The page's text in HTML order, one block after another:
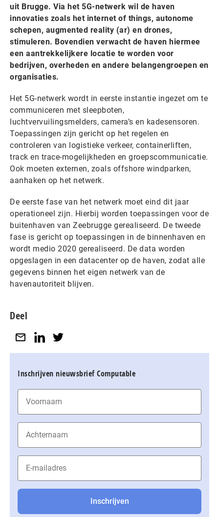
uit Brugge. Via het 5G-netwerk wil de haven
innovaties zoals het internet of things, autonome
schepen, augmented reality (ar) en drones,
stimuleren. Bovendien verwacht de haven hiermee
een aantrekkelijkere locatie te worden voor
bedrijven, overheden en andere belangengroepen en
organisaties.
Het 5G-netwerk wordt in eerste instantie ingezet om te
communiceren met sleepboten,
luchtvervuilingsmelders, camera’s en kadesensoren.
Toepassingen zijn gericht op het regelen en
controleren van logistieke verkeer, containerliften,
track en trace-mogelijkheden en groepscommunicatie.
Ook moeten externen, zoals offshore windparken,
aanhaken op het netwerk.
De eerste fase van het netwerk moet eind dit jaar
operationeel zijn. Hierbij worden toepassingen voor de
buitenhaven van Zeebrugge gerealiseerd. De tweede
fase is gericht op toepassingen in de binnenhaven en
wordt medio 2020 gerealiseerd. De data worden
opgeslagen in een datacenter op de haven, zodat alle
gegevens binnen het eigen netwerk van de
havenautoriteit blijven.
Deel
Inschrijven nieuwsbrief Computable